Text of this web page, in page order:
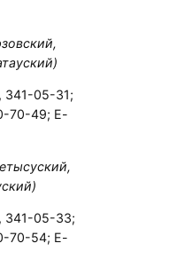
341-05-31;
70-49; E-
341-05-33;
70-54; E-